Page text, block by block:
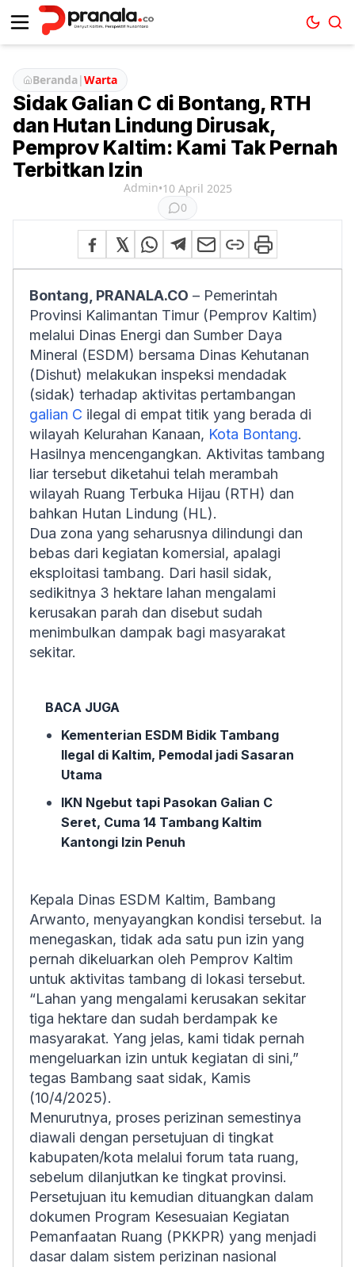
Beranda|Warta
Sidak Galian C di Bontang, RTH
dan Hutan Lindung Dirusak,
Pemprov Kaltim: Kami Tak Pernah
Terbitkan Izin
Admin•10 April 2025
0
Bontang, PRANALA.CO – Pemerintah
Provinsi Kalimantan Timur (Pemprov Kaltim)
melalui Dinas Energi dan Sumber Daya
Mineral (ESDM) bersama Dinas Kehutanan
(Dishut) melakukan inspeksi mendadak
(sidak) terhadap aktivitas pertambangan
galian C ilegal di empat titik yang berada di
wilayah Kelurahan Kanaan, Kota Bontang.
Hasilnya mencengangkan. Aktivitas tambang
liar tersebut diketahui telah merambah
wilayah Ruang Terbuka Hijau (RTH) dan
bahkan Hutan Lindung (HL).
Dua zona yang seharusnya dilindungi dan
bebas dari kegiatan komersial, apalagi
eksploitasi tambang. Dari hasil sidak,
sedikitnya 3 hektare lahan mengalami
kerusakan parah dan disebut sudah
menimbulkan dampak bagi masyarakat
sekitar.
BACA JUGA
Kementerian ESDM Bidik Tambang
Ilegal di Kaltim, Pemodal jadi Sasaran
Utama
IKN Ngebut tapi Pasokan Galian C
Seret, Cuma 14 Tambang Kaltim
Kantongi Izin Penuh
Kepala Dinas ESDM Kaltim, Bambang
Arwanto, menyayangkan kondisi tersebut. Ia
menegaskan, tidak ada satu pun izin yang
pernah dikeluarkan oleh Pemprov Kaltim
untuk aktivitas tambang di lokasi tersebut.
“Lahan yang mengalami kerusakan sekitar
tiga hektare dan sudah berdampak ke
masyarakat. Yang jelas, kami tidak pernah
mengeluarkan izin untuk kegiatan di sini,”
tegas Bambang saat sidak, Kamis
(10/4/2025).
Menurutnya, proses perizinan semestinya
diawali dengan persetujuan di tingkat
kabupaten/kota melalui forum tata ruang,
sebelum dilanjutkan ke tingkat provinsi.
Persetujuan itu kemudian dituangkan dalam
dokumen Program Kesesuaian Kegiatan
Pemanfaatan Ruang (PKKPR) yang menjadi
dasar dalam sistem perizinan nasional